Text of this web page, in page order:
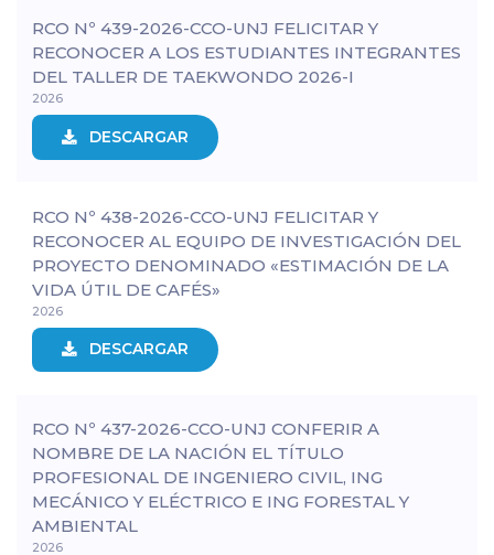
RCO Nº 439-2026-CCO-UNJ FELICITAR Y
RECONOCER A LOS ESTUDIANTES INTEGRANTES
DEL TALLER DE TAEKWONDO 2026-I
2026
DESCARGAR
RCO Nº 438-2026-CCO-UNJ FELICITAR Y
RECONOCER AL EQUIPO DE INVESTIGACIÓN DEL
PROYECTO DENOMINADO «ESTIMACIÓN DE LA
VIDA ÚTIL DE CAFÉS»
2026
DESCARGAR
RCO Nº 437-2026-CCO-UNJ CONFERIR A
NOMBRE DE LA NACIÓN EL TÍTULO
PROFESIONAL DE INGENIERO CIVIL, ING
MECÁNICO Y ELÉCTRICO E ING FORESTAL Y
AMBIENTAL
2026